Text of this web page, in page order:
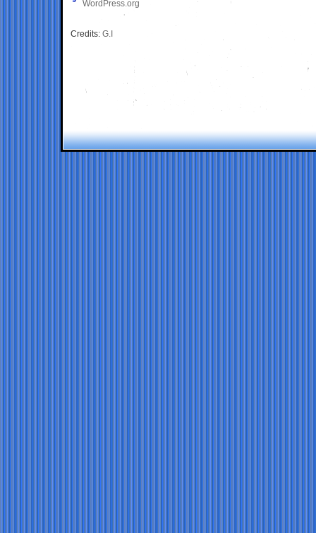
WordPress.org
Credits: G.I